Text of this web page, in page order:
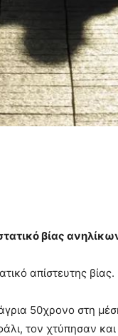
βίας
απίστευτης βίας.
50χρονο στη
τον χτύπησαν και